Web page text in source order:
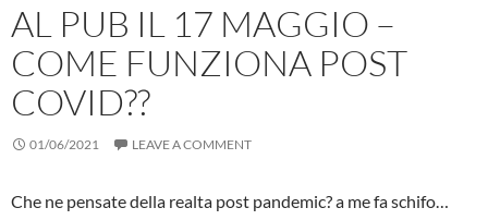
AL PUB IL 17 MAGGIO –
COME FUNZIONA POST
COVID??
01/06/2021 LEAVE A COMMENT
Che ne pensate della realta post pandemic? a me fa schifo…